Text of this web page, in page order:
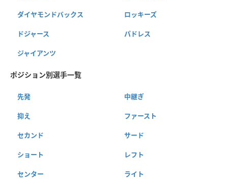
ダイヤモンドバックス ロッキーズ
ドジャース パドレス
ジャイアンツ
ポジション別選手一覧
先発 中継ぎ
抑え ファースト
セカンド サード
ショート レフト
センター ライト